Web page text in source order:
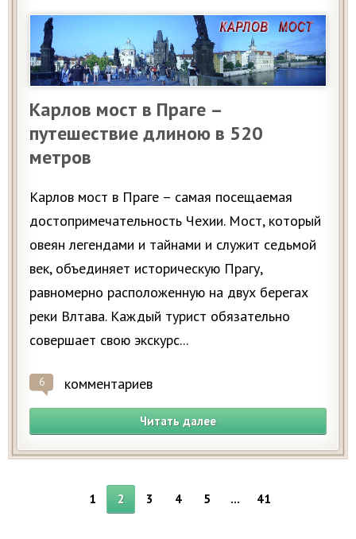
Карлов мост в Праге –
путешествие длиною в 520
метров
Карлов мост в Праге – самая посещаемая
достопримечательность Чехии. Мост, который
овеян легендами и тайнами и служит седьмой
век, объединяет историческую Прагу,
равномерно расположенную на двух берегах
реки Влтава. Каждый турист обязательно
совершает свою экскурс...
6 комментариев
Читать далее
1 2 3 4 5 … 41